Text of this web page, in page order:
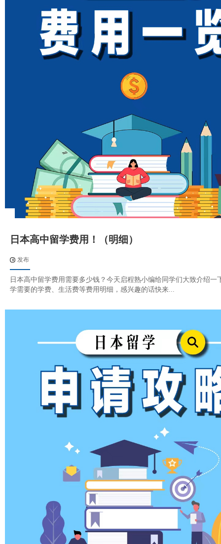
日本高中留学费用！（明细）
发布
日本高中留学费用需要多少钱？今天启程熟小编给同学们大致介绍一
学需要的学费、生活费等费用明细，感兴趣的话快来...